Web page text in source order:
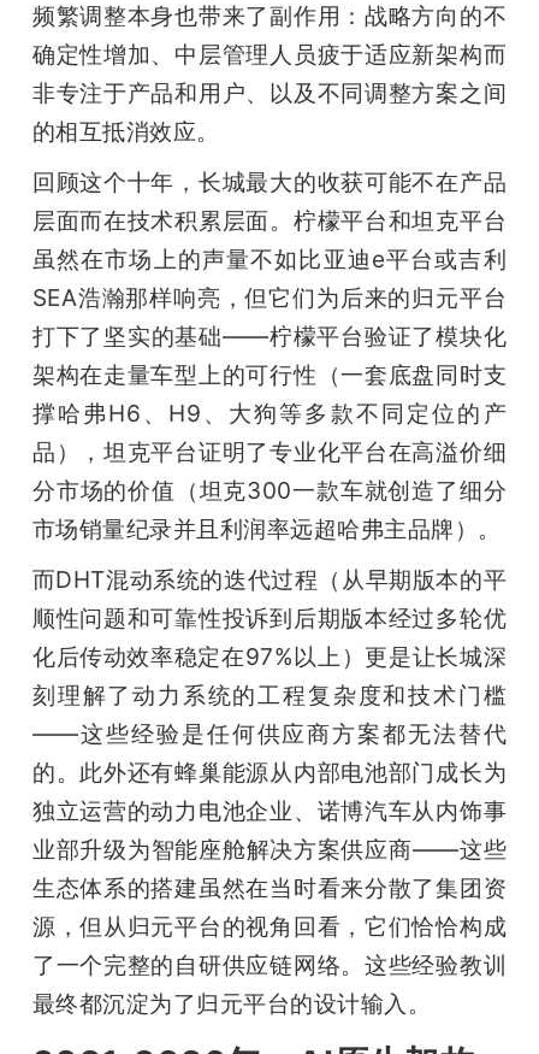
频繁调整本身也带来了副作用：战略方向的不
确定性增加、中层管理人员疲于适应新架构而
非专注于产品和用户、以及不同调整方案之间
的相互抵消效应。
回顾这个十年，长城最大的收获可能不在产品
层面而在技术积累层面。柠檬平台和坦克平台
虽然在市场上的声量不如比亚迪e平台或吉利
SEA浩瀚那样响亮，但它们为后来的归元平台
打下了坚实的基础——柠檬平台验证了模块化
架构在走量车型上的可行性（一套底盘同时支
撑哈弗H6、H9、大狗等多款不同定位的产
品），坦克平台证明了专业化平台在高溢价细
分市场的价值（坦克300一款车就创造了细分
市场销量纪录并且利润率远超哈弗主品牌）。
而DHT混动系统的迭代过程（从早期版本的平
顺性问题和可靠性投诉到后期版本经过多轮优
化后传动效率稳定在97%以上）更是让长城深
刻理解了动力系统的工程复杂度和技术门槛
——这些经验是任何供应商方案都无法替代
的。此外还有蜂巢能源从内部电池部门成长为
独立运营的动力电池企业、诺博汽车从内饰事
业部升级为智能座舱解决方案供应商——这些
生态体系的搭建虽然在当时看来分散了集团资
源，但从归元平台的视角回看，它们恰恰构成
了一个完整的自研供应链网络。这些经验教训
最终都沉淀为了归元平台的设计输入。